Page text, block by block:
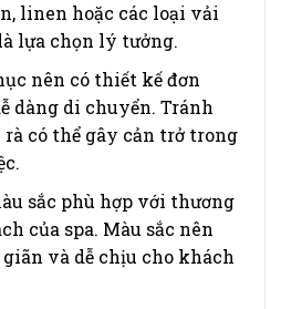
linen hoặc các loại vải
lựa chọn lý tưởng.
nên có thiết kế đơn
dàng di chuyển. Tránh
có thể gây cản trở trong
sắc phù hợp với thương
của spa. Màu sắc nên
và dễ chịu cho khách